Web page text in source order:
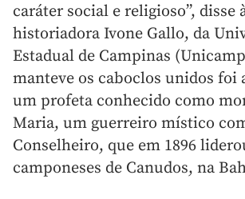
caráter social e religioso”, disse
historiadora Ivone Gallo, da
Estadual de Campinas
manteve os caboclos unidos foi
um profeta conhecido como
Maria, um guerreiro místico
Conselheiro, que em 1896
camponeses de Canudos, na